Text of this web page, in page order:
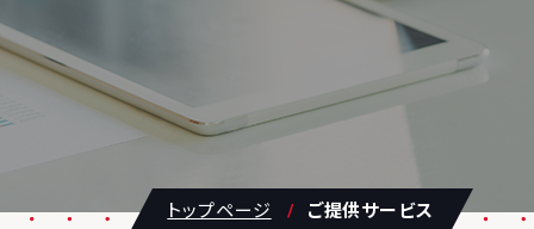
トップページ ご提供サービス